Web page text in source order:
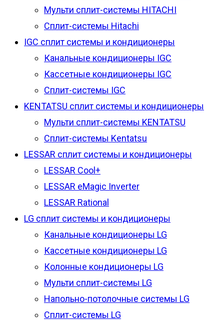
Мульти сплит-системы HITACHI
Сплит-системы Hitachi
IGC сплит системы и кондиционеры
Канальные кондиционеры IGC
Кассетные кондиционеры IGC
Сплит-системы IGC
KENTATSU сплит системы и кондиционеры
Мульти сплит-системы KENTATSU
Сплит-системы Kentatsu
LESSAR сплит системы и кондиционеры
LESSAR Cool+
LESSAR eMagic Inverter
LESSAR Rational
LG сплит системы и кондиционеры
Канальные кондиционеры LG
Кассетные кондиционеры LG
Колонные кондиционеры LG
Мульти сплит-системы LG
Напольно-потолочные системы LG
Сплит-системы LG